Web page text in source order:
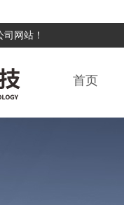
网站！
首页